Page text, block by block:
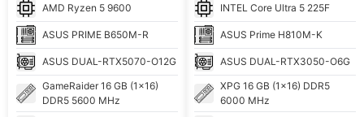
AMD Ryzen 5 9600
ASUS PRIME B650M-R
ASUS DUAL-RTX5070-O12G
GameRaider 16 GB (1x16)
DDR5 5600 MHz
INTEL Core Ultra 5 225F
ASUS Prime H810M-K
ASUS DUAL-RTX3050-O6G
XPG 16 GB (1x16) DDR5
6000 MHz